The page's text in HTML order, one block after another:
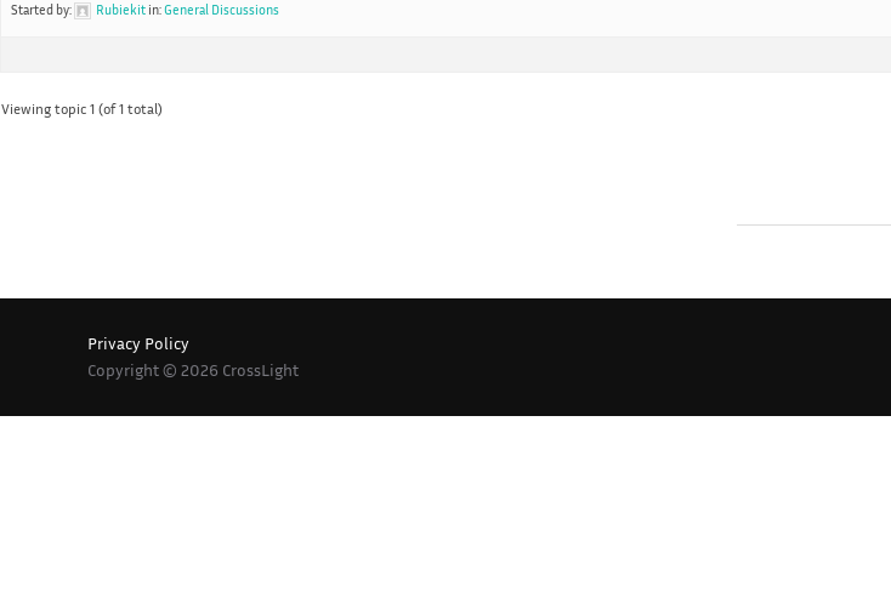
Started by: Rubiekit in:General Discussions
Viewing topic 1 (of 1 total)
Privacy Policy
Copyright © 2026 CrossLight